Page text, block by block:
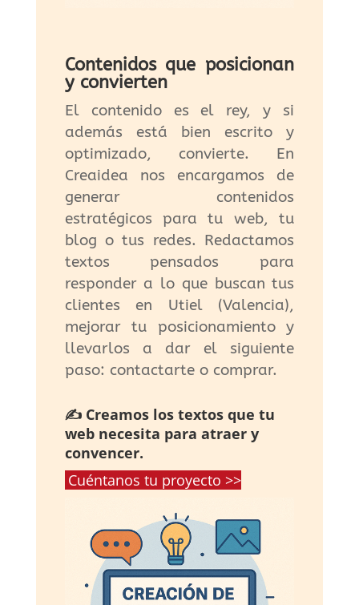
Contenidos que posicionan
y convierten
El contenido es el rey, y si
además está bien escrito y
optimizado, convierte. En
Creaidea nos encargamos de
generar contenidos
estratégicos para tu web, tu
blog o tus redes. Redactamos
textos pensados para
responder a lo que buscan tus
clientes en Utiel (Valencia),
mejorar tu posicionamiento y
llevarlos a dar el siguiente
paso: contactarte o comprar.
✍️ Creamos los textos que tu
web necesita para atraer y
convencer.
Cuéntanos tu proyecto >>